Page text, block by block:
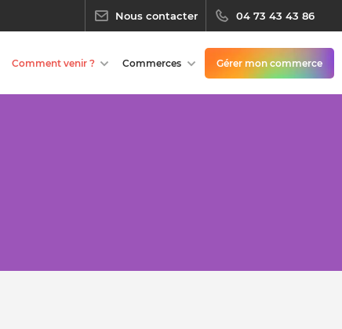
Nous contacter 04 73 43 43 86
Comment venir ? Commerces Gérer mon commerce